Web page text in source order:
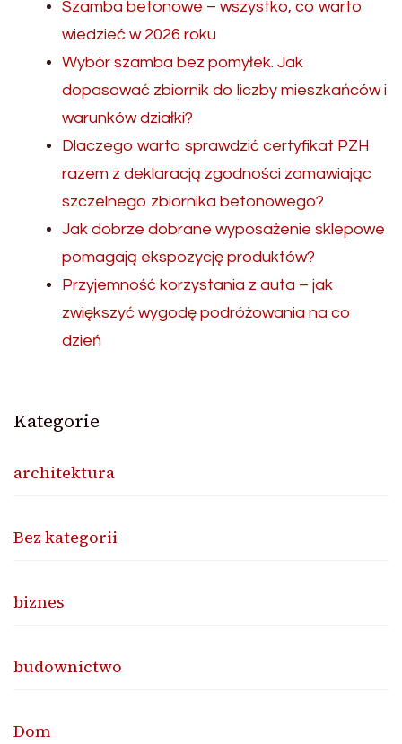
Szamba betonowe – wszystko, co warto
wiedzieć w 2026 roku
Wybór szamba bez pomyłek. Jak
dopasować zbiornik do liczby mieszkańców i
warunków działki?
Dlaczego warto sprawdzić certyfikat PZH
razem z deklaracją zgodności zamawiając
szczelnego zbiornika betonowego?
Jak dobrze dobrane wyposażenie sklepowe
pomagają ekspozycję produktów?
Przyjemność korzystania z auta – jak
zwiększyć wygodę podróżowania na co
dzień
Kategorie
architektura
Bez kategorii
biznes
budownictwo
Dom